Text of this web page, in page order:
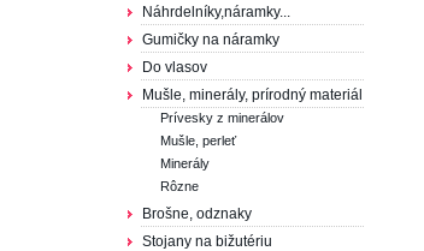
Náhrdelníky,náramky...
Gumičky na náramky
Do vlasov
Mušle, minerály, prírodný materiál
Prívesky z minerálov
Mušle, perleť
Minerály
Rôzne
Brošne, odznaky
Stojany na bižutériu